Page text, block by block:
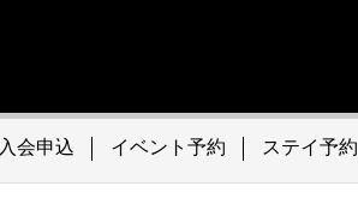
入会申込 イベント予約 ステイ予約